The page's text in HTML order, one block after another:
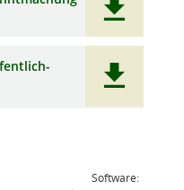
Software: